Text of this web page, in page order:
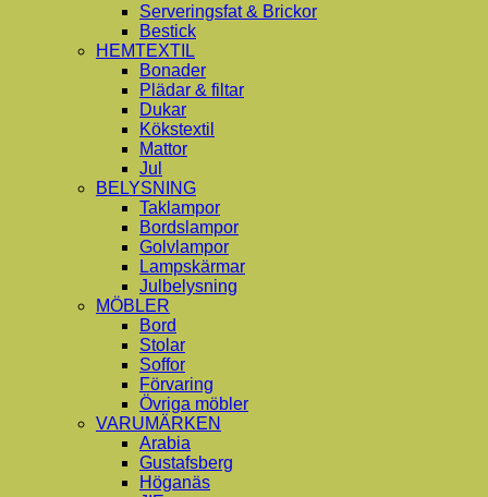
Serveringsfat & Brickor
Bestick
HEMTEXTIL
Bonader
Plädar & filtar
Dukar
Kökstextil
Mattor
Jul
BELYSNING
Taklampor
Bordslampor
Golvlampor
Lampskärmar
Julbelysning
MÖBLER
Bord
Stolar
Soffor
Förvaring
Övriga möbler
VARUMÄRKEN
Arabia
Gustafsberg
Höganäs